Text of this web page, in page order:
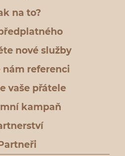
na to?
nové služby
nám referenci
vaše přátele
kampaň